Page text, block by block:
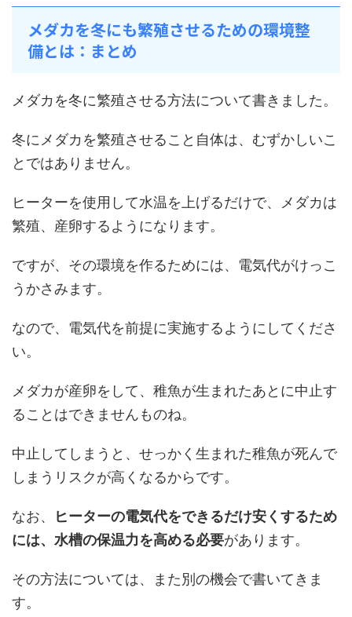
メダカを冬にも繁殖させるための環境整
備とは：まとめ
メダカを冬に繁殖させる方法について書きました。
冬にメダカを繁殖させること自体は、むずかしいこ
とではありません。
ヒーターを使用して水温を上げるだけで、メダカは
繁殖、産卵するようになります。
ですが、その環境を作るためには、電気代がけっこ
うかさみます。
なので、電気代を前提に実施するようにしてくださ
い。
メダカが産卵をして、稚魚が生まれたあとに中止す
ることはできませんものね。
中止してしまうと、せっかく生まれた稚魚が死んで
しまうリスクが高くなるからです。
なお、
ヒーターの電気代をできるだけ安くするため
には、水槽の保温力を高める必要があります。
その方法については、また別の機会で書いてきま
す。